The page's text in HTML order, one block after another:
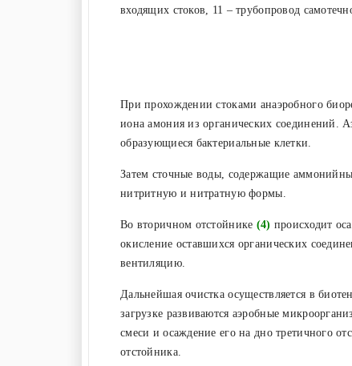
входящих стоков, 11 – трубопровод
При прохождении стоками анаэробного
иона амония из органических соединений.
образующиеся бактериальные клетки.
Затем сточные воды, содержащие
нитритную и нитратную формы.
Во вторичном отстойнике (4) происходит
окисление оставшихся органических
вентиляцию.
Дальнейшая очистка осуществляется в
загрузке развиваются аэробные
смеси и осаждение его на дно третичного
отстойника.